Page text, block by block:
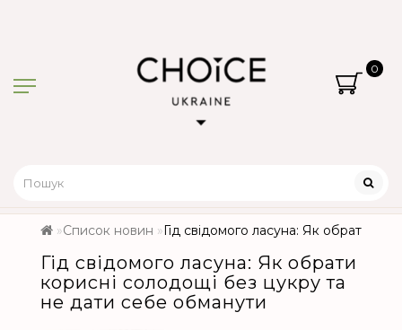
0
Список новин Гід свідомого ласуна: Як обрати
Гід свідомого ласуна: Як обрати
корисні солодощі без цукру та
не дати себе обманути